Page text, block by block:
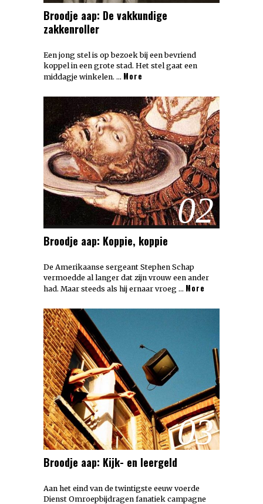
Broodje aap: De vakkundige
zakkenroller
Een jong stel is op bezoek bij een bevriend
koppel in een grote stad. Het stel gaat een
middagje winkelen. … More
02
Broodje aap: Koppie, koppie
De Amerikaanse sergeant Stephen Schap
vermoedde al langer dat zijn vrouw een ander
had. Maar steeds als hij ernaar vroeg … More
03
Broodje aap: Kijk- en leergeld
Aan het eind van de twintigste eeuw voerde
Dienst Omroepbijdragen fanatiek campagne